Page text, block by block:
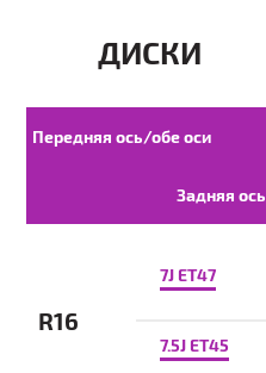
ДИСКИ
Передняя ось/обе оси
Задняя ось
R16
7J ET47
7.5J ET45